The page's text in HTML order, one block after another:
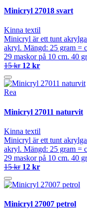
Minicryl 27018 svart
Kinna textil
Minicryl är ett tunt
akryl. Mängd: 25 gram =
29 maskor på 10 cm. 40
15 kr 12 kr
Rea
Minicryl 27011 naturvit
Kinna textil
Minicryl är ett tunt
akryl. Mängd: 25 gram =
29 maskor på 10 cm. 40
15 kr 12 kr
Minicryl 27007 petrol